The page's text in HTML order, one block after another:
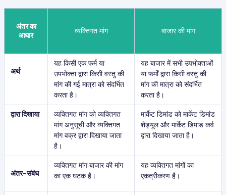
अंतर का
आधार
व्यक्तिगत मांग बाजार की मांग
अर्थ
यह किसी एक फर्म या
उपभोक्ता द्वारा किसी वस्तु की
मांग की गई मात्रा को संदर्भित
करता है।
यह बाजार में सभी उपभोक्ताओं
या फर्मों द्वारा किसी वस्तु की
मांग की मात्रा को संदर्भित
करता है।
द्वारा दिखाया
व्यक्तिगत मांग को व्यक्तिगत
मांग अनुसूची और व्यक्तिगत
मांग वक्र द्वारा दिखाया जाता
है।
मार्केट डिमांड को मार्केट डिमांड
शेड्यूल और मार्केट डिमांड कर्व
द्वारा दिखाया जाता है।
अंतर-संबंध
व्यक्तिगत मांग बाजार की मांग
का एक घटक है।
यह व्यक्तिगत मांगों का
एकत्रीकरण है।